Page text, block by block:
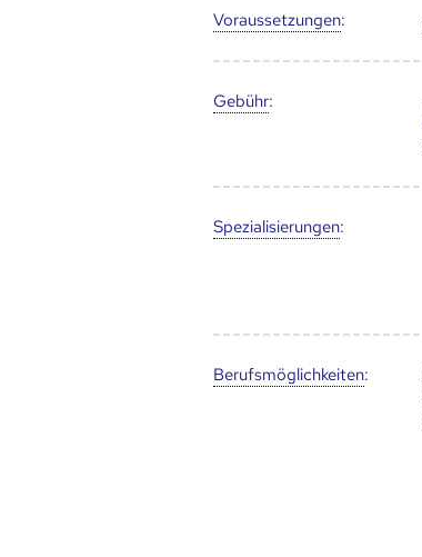
Voraus­setzungen:
Gebühr:
Speziali­sierungen:
Berufs­möglich­keiten: